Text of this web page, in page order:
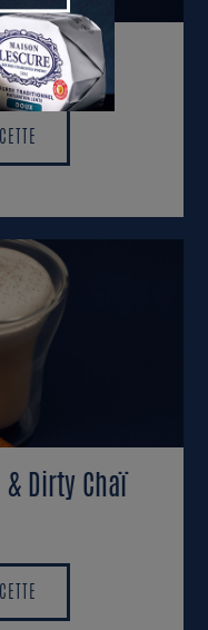
Dirty Chaï